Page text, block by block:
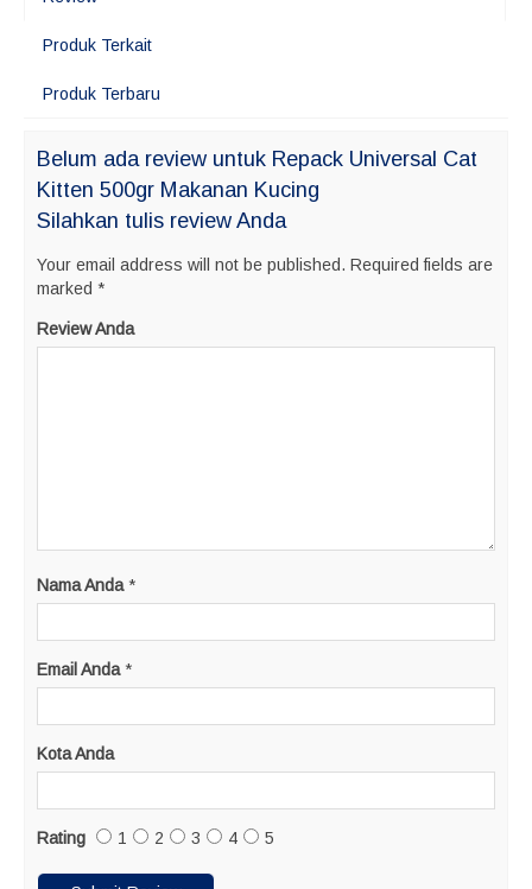
Produk Terkait
Produk Terbaru
Belum ada review untuk Repack Universal Cat
Kitten 500gr Makanan Kucing
Silahkan tulis review Anda
Your email address will not be published. Required fields are
marked *
Review Anda
Nama Anda *
Email Anda *
Kota Anda
Rating 1 2 3 4 5